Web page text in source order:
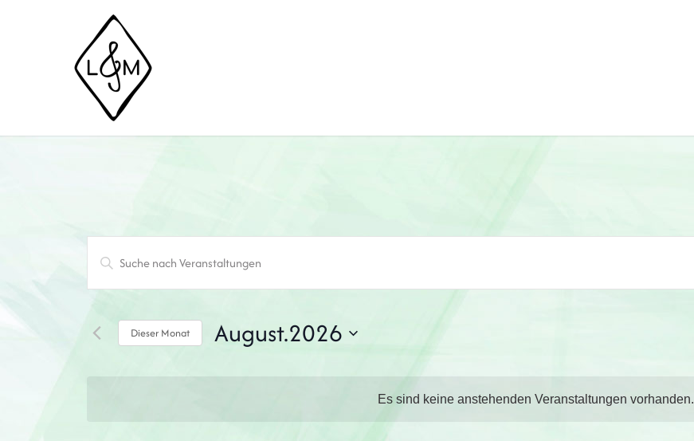
Es sind keine anstehenden Veranstaltungen vorhanden.
Veranstaltungen
Suche
und
Ansichten,
Navigation
Bitte
Schlüsselwort
eingeben.Dieser Monat August.2026